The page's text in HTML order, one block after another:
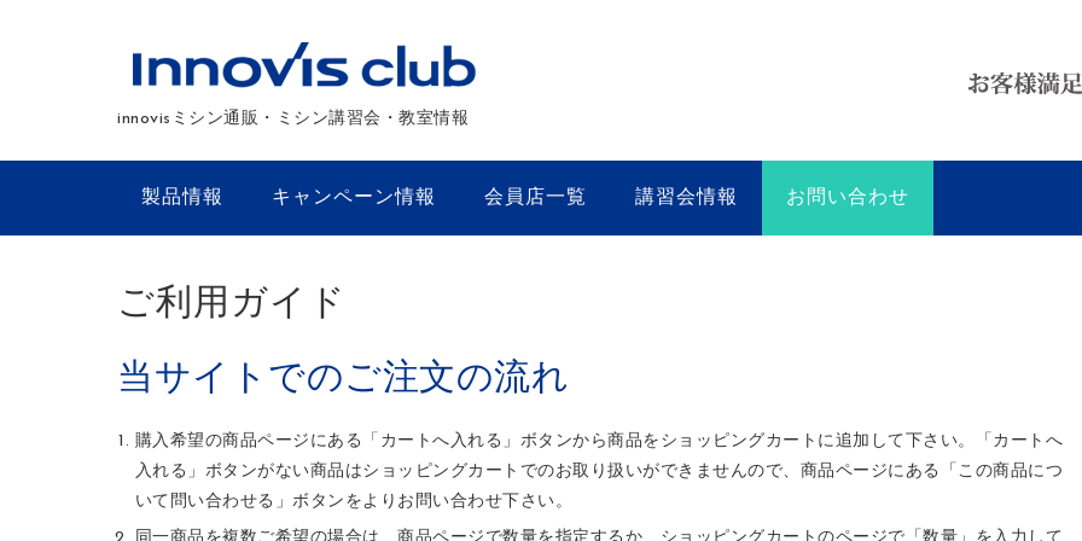
innovisミシン通販・ミシン講習会・教室情報
製品情報 キャンペーン情報 会員店一覧 講習会情報 お問い合わせ
ご利用ガイド
当サイトでのご注文の流れ
購入希望の商品ページにある「カートへ入れる」ボタンから商品をショッピングカートに追加して下さい。「カートへ
入れる」ボタンがない商品はショッピングカートでのお取り扱いができませんので、商品ページにある「この商品につ
いて問い合わせる」ボタンをよりお問い合わせ下さい。